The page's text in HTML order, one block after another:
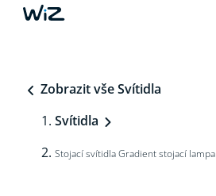
Zobrazit vše Svítidla
Svítidla
Stojací svítidla Gradient stojací lampa